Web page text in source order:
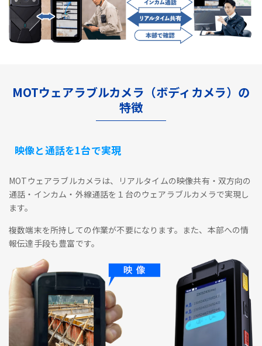
MOTウェアラブルカメラ（ボディカメラ）の
特徴
映像と通話を1台で実現
MOTウェアラブルカメラは、リアルタイムの映像共有・双方向の
通話・インカム・外線通話を１台のウェアラブルカメラで実現し
ます。
複数端末を所持しての作業が不要になります。また、本部への情
報伝達手段も豊富です。